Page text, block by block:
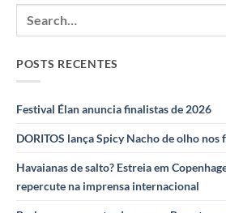
POSTS RECENTES
Festival Élan anuncia finalistas de 2026
DORITOS lança Spicy Nacho de olho nos
Havaianas de salto? Estreia em
repercute na imprensa internacional